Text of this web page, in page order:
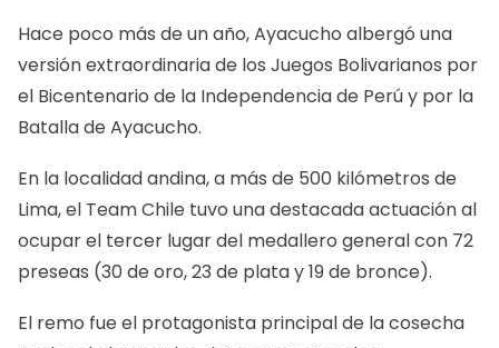
Hace poco más de un año, Ayacucho albergó una
versión extraordinaria de los Juegos Bolivarianos por
el Bicentenario de la Independencia de Perú y por la
Batalla de Ayacucho.
En la localidad andina, a más de 500 kilómetros de
Lima, el Team Chile tuvo una destacada actuación al
ocupar el tercer lugar del medallero general con 72
preseas (30 de oro, 23 de plata y 19 de bronce).
El remo fue el protagonista principal de la cosecha